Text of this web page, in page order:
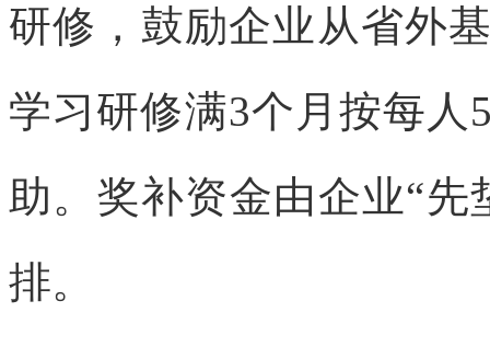
研修，鼓励企业从省外
学习研修满3个月按每人
助。奖补资金由企业“
排。